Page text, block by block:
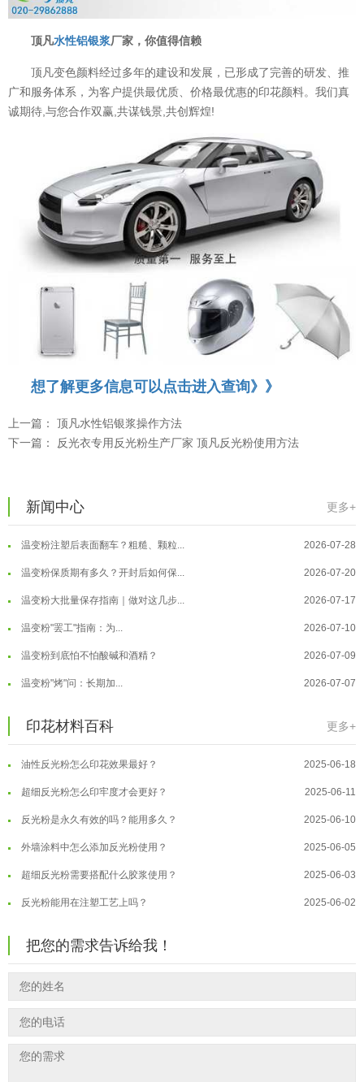
顶凡水性铝银浆厂家，你值得信赖
顶凡变色颜料经过多年的建设和发展，已形成了完善的研发、推
广和服务体系，为客户提供最优质、价格最优惠的印花颜料。我们真
诚期待,与您合作双赢,共谋钱景,共创辉煌!
想了解更多信息可以点击进入查询》》
上一篇： 顶凡水性铝银浆操作方法
下一篇： 反光衣专用反光粉生产厂家 顶凡反光粉使用方法
新闻中心 更多+
温变粉适合做热变还是冷变？ 2026-08-04
温变粉注塑后表面翻车？粗糙、颗粒... 2026-07-28
温变粉保质期有多久？开封后如何保... 2026-07-20
温变粉大批量保存指南｜做对这几步... 2026-07-17
温变粉"罢工"指南：为... 2026-07-10
温变粉到底怕不怕酸碱和酒精？ 2026-07-09
温变粉"烤"问：长期加... 2026-07-07
温变粉用在儿童玩具上能用吗？ 2026-08-10
温变粉可以做防伪标签、温变防伪吗... 2026-08-05
温变粉适合做热变还是冷变？ 2026-08-04
温变粉注塑后表面翻车？粗糙、颗粒... 2026-07-28
温变粉保质期有多久？开封后如何保... 2026-07-20
温变粉大批量保存指南｜做对这几步... 2026-07-17
温变粉"罢工"指南：为... 2026-07-10
温变粉"烤"问：长期加...
温变粉耐温真相：注塑"高温炼...
印花材料百科 更多+
温变粉丝印到底用多少目网版？这篇... 2026-06-11
印花温变粉最适合用在什么行业上呢... 2025-06-20
油性反光粉怎么印花效果最好？ 2025-06-18
超细反光粉怎么印牢度才会更好？ 2025-06-11
反光粉是永久有效的吗？能用多久？ 2025-06-10
外墙涂料中怎么添加反光粉使用？ 2025-06-05
超细反光粉需要搭配什么胶浆使用？ 2025-06-03
反光粉能用在注塑工艺上吗？ 2025-06-02
温变粉丝印到底用多少目网版？这篇...
反光粉太久不用结块要怎么处理？
印花温变粉最适合用在什么行业上呢... 2025-06-20
油性反光粉怎么印花效果最好？ 2025-06-18
超细反光粉怎么印牢度才会更好？
把您的需求告诉给我！